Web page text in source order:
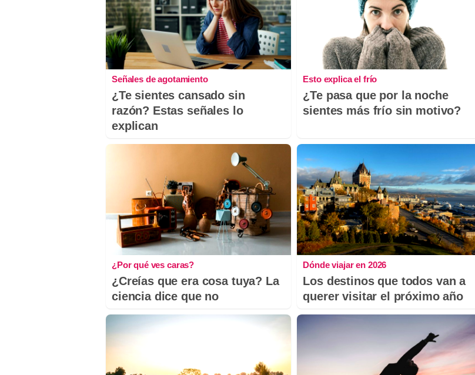
Señales de agotamiento
¿Te sientes cansado sin
razón? Estas señales lo
explican
Esto explica el frío
¿Te pasa que por la noche
sientes más frío sin motivo?
¿Por qué ves caras?
¿Creías que era cosa tuya? La
ciencia dice que no
Dónde viajar en 2026
Los destinos que todos van a
querer visitar el próximo año